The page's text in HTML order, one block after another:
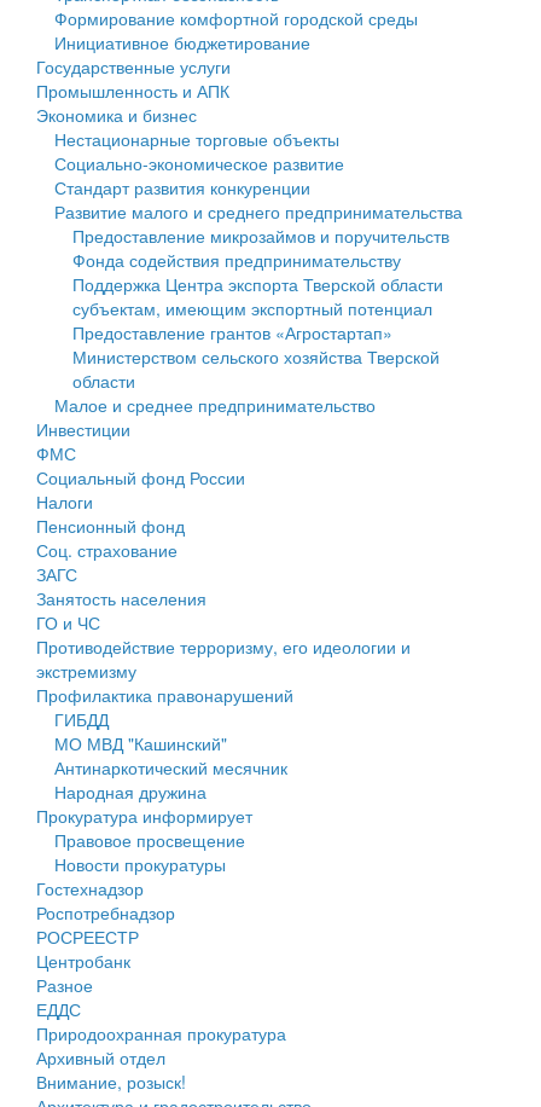
Государственные услуги
Промышленность и АПК
Экономика и бизнес
Символика
Устав
Гостям округа
Туризм
Культура
Образование
Здравоохранение
Социальная защита
Фотоальбом
муниципального округа Тверской области
Администрация Кашинского муниципального округа
Тверской области
Управление сельскими территориями
Открытые данные
Работа с обращениями граждан
Муниципальный контроль
Муниципальные услуги
Проекты административных регламентов
Антимонопольный комплаенс
Противодействие коррупции
Финансовое управление
Бюджет для граждан
Имущество
Выявление правообладателей ранее учтенных
объектов недвижимости
Имущественная поддержка субъектов малого и
среднего предпринимательства
Информационная поддержка субъектов малого и
среднего предпринимательства
Муниципальные программы
Контрольно-счетная палата
Персональные данные
Оценка регулирующего воздействия
Деятельность МУ
Нормативы градостроительного проектирования
Правила землепользования и застройки
Генеральные планы
Проекты планировки территории
Собрание депутатов
Городское поселение
Сельские поселения
Формирование комфортной городской среды
Инициативное бюджетирование
Государственные услуги
Промышленность и АПК
Экономика и бизнес
Нестационарные торговые объекты
Социально-экономическое развитие
Стандарт развития конкуренции
Развитие малого и среднего предпринимательства
Предоставление микрозаймов и поручительств
Фонда содействия предпринимательству
Поддержка Центра экспорта Тверской области
субъектам, имеющим экспортный потенциал
Предоставление грантов «Агростартап»
Министерством сельского хозяйства Тверской
области
Малое и среднее предпринимательство
Инвестиции
ФМС
Социальный фонд России
Налоги
Пенсионный фонд
Соц. страхование
ЗАГС
Занятость населения
ГО и ЧС
Противодействие терроризму, его идеологии и
экстремизму
Профилактика правонарушений
ГИБДД
МО МВД "Кашинский"
Антинаркотический месячник
Народная дружина
Прокуратура информирует
Правовое просвещение
Новости прокуратуры
Гостехнадзор
Роспотребнадзор
РОСРЕЕСТР
Центробанк
Разное
ЕДДС
Природоохранная прокуратура
Архивный отдел
Внимание, розыск!